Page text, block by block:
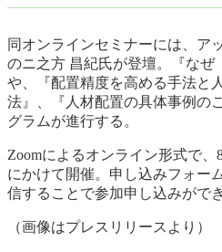
同オンラインセミナーには、ア
のニ之方 昌紀氏が登壇。『なぜ
や、『配置精度を高める手法と
法』、『人材配置の具体事例の
グラムが進行する。
Zoomによるオンライン形式で、
にかけて開催。申し込みフォー
信することで参加申し込みがで
（画像はプレスリリースより）